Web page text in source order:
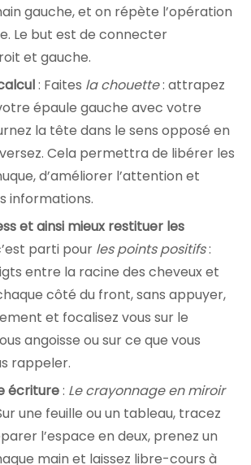
gauche, et on répète l’opération
Le but est de connecter
et gauche.
: Faites la chouette: attrapez
épaule gauche avec votre
la tête dans le sens opposé en
Cela permettra de libérer les
d’améliorer l’attention et
informations.
et ainsi mieux restituer les
parti pour les points positifs:
entre la racine des cheveux et
côté du front, sans appuyer,
et focalisez vous sur le
angoisse ou sur ce que vous
rappeler.
écriture: Le crayonnage en miroir
une feuille ou un tableau, tracez
l’espace en deux, prenez un
main et laissez libre-cours à